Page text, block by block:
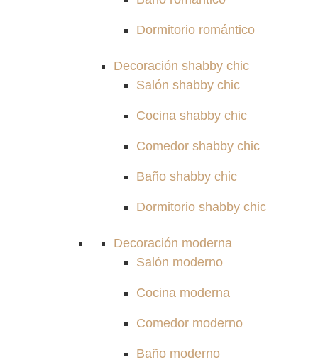
Dormitorio romántico
Decoración shabby chic
Salón shabby chic
Cocina shabby chic
Comedor shabby chic
Baño shabby chic
Dormitorio shabby chic
Decoración moderna
Salón moderno
Cocina moderna
Comedor moderno
Baño moderno